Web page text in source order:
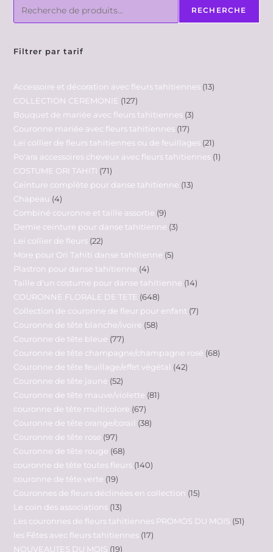
RECHERCHE
Filtrer par tarif
Accessoire et décoration avec fleurs tahitiennes 13
COLLECTION CEREMONIE 127
Bouquet de mariée avec fleurs tahitiennes 3
Couronne mariée avec fleurs tahitiennes 17
Lei collier de fleurs tahitiennes ou de feuillages 21
Po'ara accessoires cheveux avec fleurs tahitiennes 1
COSTUME ORI TAHITI
71
Ceinture complète pour danse tahitienne 13
Chapeau 4
Combiné couronne et taille assortie 9
Demie ceinture pour danse tahitienne 3
Lei collier de fleurs 22
More pour Ori Tahiti danse tahitienne 5
Plastron pour danse tahitienne 4
Taille d'un costume pour danse tahitienne 14
COURONNE FLORALE DE TETE 648
Collection de couronne de fleur pour enfant 7
Couronne de tête blanche/ivoire 58
Couronne de tête bleue 77
Couronne de tête champagne/champagne rosé 68
Couronne de tête feuillage/effet végétal 42
Couronne de tête jaune 52
Couronne de tête mauve/violette 81
couronne de tête multicolore 67
Couronne de tête orange/corail 38
Couronne de tête rose 97
Couronne de tête rouge 68
couronne de tête toutes fleurs 140
couronne de tête verte 19
Couronnes de fleurs déclinées en collection 15
Le coin des associations 13
Les couronnes de fleurs tahitiennes PROMOS DU MOIS 51
les Fêtes avec fleurs tahitiennes 17
NOUVEAUTES DU MOIS 19